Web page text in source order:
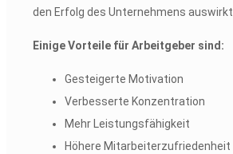
den Erfolg des Unternehmens auswirkt.
Einige Vorteile für Arbeitgeber sind:
Gesteigerte Motivation
Verbesserte Konzentration
Mehr Leistungsfähigkeit
Höhere Mitarbeiterzufriedenheit